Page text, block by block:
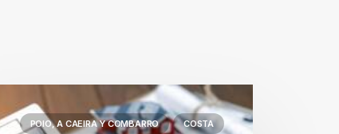
POIO, A CAEIRA Y COMBARRO COSTA